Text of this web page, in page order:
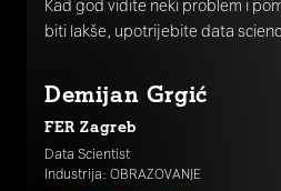
Kad god vidite neki problem i
biti lakše, upotrijebite data
Demijan Grgić
FER Zagreb
Data Scientist
Industrija: OBRAZOVANJE